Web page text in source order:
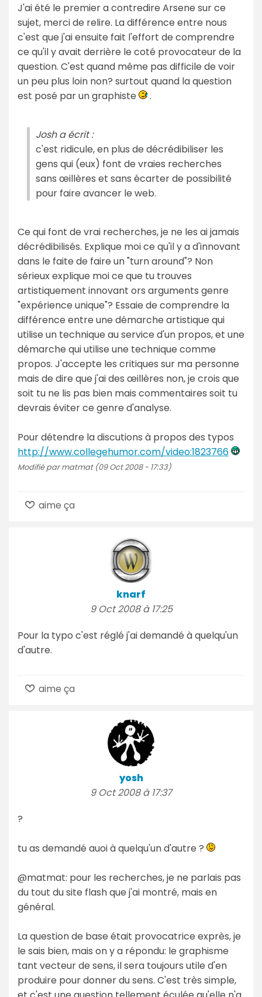
J'ai été le premier a contredire Arsene sur ce
sujet, merci de relire. La différence entre nous
c'est que j'ai ensuite fait l'effort de comprendre
ce qu'il y avait derrière le coté provocateur de la
question. C'est quand même pas difficile de voir
un peu plus loin non? surtout quand la question
est posé par un graphiste
.
Josh a écrit :
c'est ridicule, en plus de décrédibiliser les
gens qui (eux) font de vraies recherches
sans œillères et sans écarter de possibilité
pour faire avancer le web.
Ce qui font de vrai recherches, je ne les ai jamais
décrédibilisés. Explique moi ce qu'il y a d'innovant
dans le faite de faire un "turn around"? Non
sérieux explique moi ce que tu trouves
artistiquement innovant ors arguments genre
"expérience unique"? Essaie de comprendre la
différence entre une démarche artistique qui
utilise un technique au service d'un propos, et une
démarche qui utilise une technique comme
propos. J'accepte les critiques sur ma personne
mais de dire que j'ai des œillères non, je crois que
soit tu ne lis pas bien mais commentaires soit tu
devrais éviter ce genre d'analyse.
Pour détendre la discutions à propos des typos
http://www.collegehumor.com/video:1823766
Modifié par matmat (09 Oct 2008 - 17:33)
aime ça
knarf
9 Oct 2008 à 17:25
Pour la typo c'est réglé j'ai demandé à quelqu'un
d'autre.
aime ça
yosh
9 Oct 2008 à 17:37
?
tu as demandé auoi à quelqu'un d'autre ?
@matmat: pour les recherches, je ne parlais pas
du tout du site flash que j'ai montré, mais en
général.
La question de base était provocatrice exprès, je
le sais bien, mais on y a répondu: le graphisme
tant vecteur de sens, il sera toujours utile d'en
produire pour donner du sens. C'est très simple,